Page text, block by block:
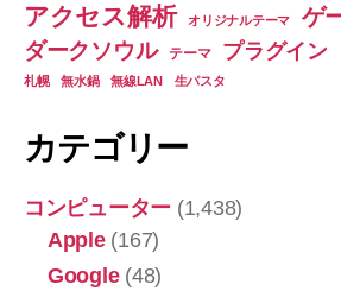
アクセス解析 オリジナルテーマ ゲ
ダークソウル テーマ プラグイン
札幌 無水鍋 無線LAN 生パスタ
カテゴリー
コンピューター (1,438)
Apple(167)
Google(48)